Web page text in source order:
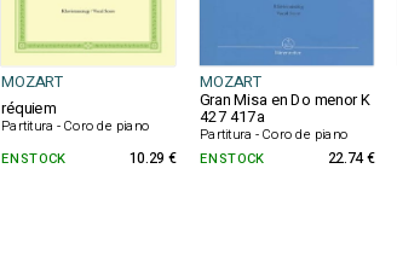
MOZART MOZART
réquiem
Partitura - Coro de piano
Gran Misa en Do menor K
427 417a
Partitura - Coro de piano
EN STOCK 10.29 € EN STOCK 22.74 €